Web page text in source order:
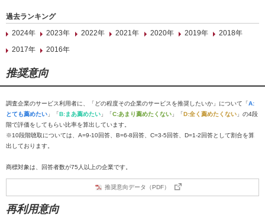
過去ランキング
2024年
2023年 2022年 2021年 2020年 2019年
2018年
2017年
2016年
推奨意向
調査企業のサービス利用者に、「どの程度その企業のサービスを推奨したいか」について「A:
とても薦めたい 」「B:まあ薦めたい 」「C:あまり薦めたくない 」「D:全く薦めたくない 」の4段
階で評価をしてもらい比率を算出しています。
※10段階聴取については、A=9-10回答、B=6-8回答、C=3-5回答、D=1-2回答として割合を算
出しております。
商標対象は、回答者数が75人以上の企業です。
推奨意向データ（PDF）
再利用意向